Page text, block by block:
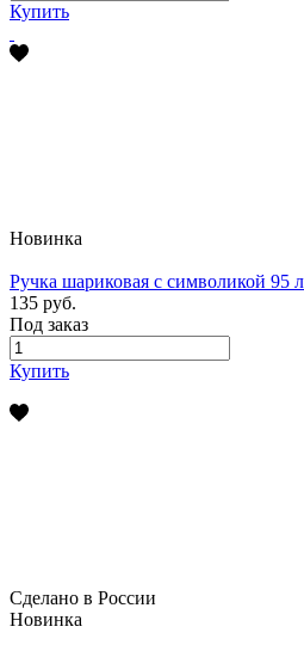
Купить
Новинка
Ручка шариковая с символикой
135 руб.
Под заказ
Купить
Сделано в России
Новинка